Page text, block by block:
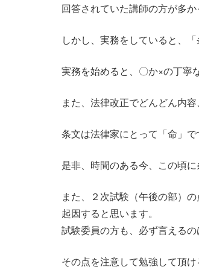
回答されていた講師の方が多か
しかし、実務をしていると、
実務を始めると、〇か×の丁寧
また、法律改正でどんどん内
条文は法律家にとって「命」で
是非、時間のある今、この頃
また、２次試験（午後の部）
起因すると思います。
試験委員の方も、必ず言える
その点を注意して勉強して頂